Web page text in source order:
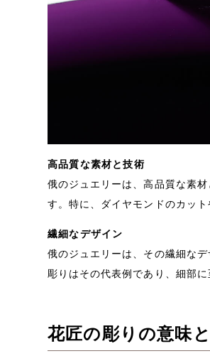
高品質な素材と技術
俄のジュエリーは、高品質な素
す。特に、ダイヤモンドのカッ
繊細なデザイン
俄のジュエリーは、その繊細な
彫りはその代表例であり、細部
花匠の彫りの意味